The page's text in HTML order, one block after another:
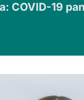
COVID-19